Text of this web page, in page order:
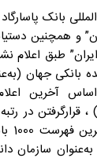
بانک
و همچنین
طبق اعلام
500 برند ارزنده بانکی
آخرین